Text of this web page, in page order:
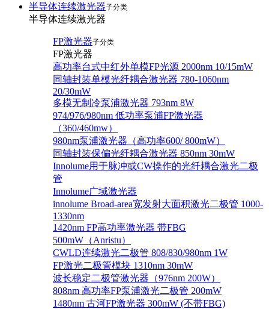
半导体连续激光器子分类
半导体连续激光器
FP激光器子分类
FP激光器
高功率台式中红外单模FP光源 2000nm 10/15mW
同轴封装单模光纤耦合激光器 780-1060nm
20/30mW
多模无制冷泵浦激光器 793nm 8W
974/976/980nm 低功率泵浦FP激光器
（360/460mw）
980nm泵浦激光器（高功率600/ 800mW）
同轴封装保偏光纤耦合激光器 850nm 30mW
Innolume用于脉冲或CW操作的光纤耦合激光二极
管
Innolume广域激光器
innolume Broad-area宽发射大面积激光二极管 1000-
1330nm
1420nm FP高功率激光器 带FBG
500mW（Anristu）
CWLD连续激光二极管 808/830/980nm 1W
FP激光二极管模块 1310nm 30mW
波长稳定二极管激光器（976nm 200W）
808nm 高功率FP泵浦激光二极管 200mW
1480nm 古河FP激光器 300mW (不带FBG)